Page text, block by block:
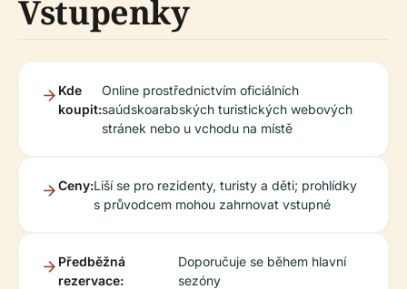
Vstupenky
Kde
koupit:
Online prostřednictvím oficiálních
saúdskoarabských turistických webových
stránek nebo u vchodu na místě
Ceny:Liší se pro rezidenty, turisty a děti; prohlídky
s průvodcem mohou zahrnovat vstupné
Předběžná
rezervace:
Doporučuje se během hlavní
sezóny